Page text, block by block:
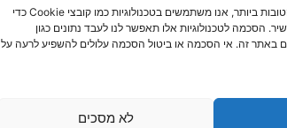
כדי לספק את חוויות המשתמש הטובות ביותר, אנו משתמשים בטכנולוגיות כמו קובצי Cookie כדי
הסכמה לטכנולוגיות אלו תאפשר לנו לעבד נתונים כגון
באתר זה. אי הסכמה או ביטול הסכמה עלולים להשפיע לרעה על
לא מסכים
מלון כרמים